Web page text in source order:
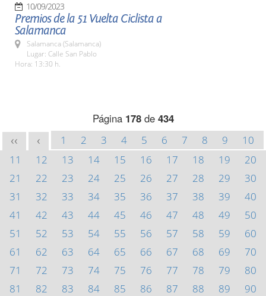
10/09/2023
Premios de la 51 Vuelta Ciclista a
Salamanca
Salamanca (Salamanca)
Lugar: Calle San Pablo
Hora: 13:30 h.
Página 178de 434
<< < 1 2 3 4 5 6 7 8 9
10
11
12 13 14 15 16 17 18 19
20
21
22 23 24 25 26 27 28 29
30
31
32 33 34 35 36 37 38 39
40
41
42 43 44 45 46 47 48 49
50
51
52 53 54 55 56 57 58 59
60
61
62 63 64 65 66 67 68 69
70
71
72 73 74 75 76 77 78 79
80
81
82 83 84 85 86 87 88 89
90